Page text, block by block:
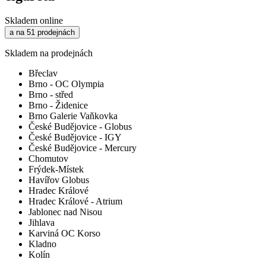
Skladem online
a na 51 prodejnách
Skladem na prodejnách
Břeclav
Brno - OC Olympia
Brno - střed
Brno - Židenice
Brno Galerie Vaňkovka
České Budějovice - Globus
České Budějovice - IGY
České Budějovice - Mercury
Chomutov
Frýdek-Místek
Havířov Globus
Hradec Králové
Hradec Králové - Atrium
Jablonec nad Nisou
Jihlava
Karviná OC Korso
Kladno
Kolín